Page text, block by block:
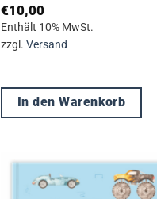
€10,00
Enthält 10% MwSt.
zzgl.Versand
In den Warenkorb